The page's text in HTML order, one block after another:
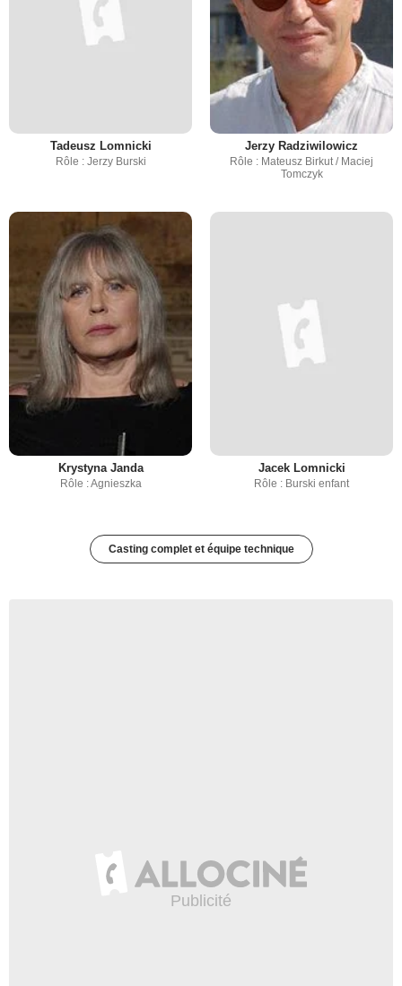
Tadeusz Lomnicki
Rôle : Jerzy Burski
Jerzy Radziwilowicz
Rôle : Mateusz Birkut / Maciej
Tomczyk
Krystyna Janda
Rôle : Agnieszka
Jacek Lomnicki
Rôle : Burski enfant
Casting complet et équipe technique